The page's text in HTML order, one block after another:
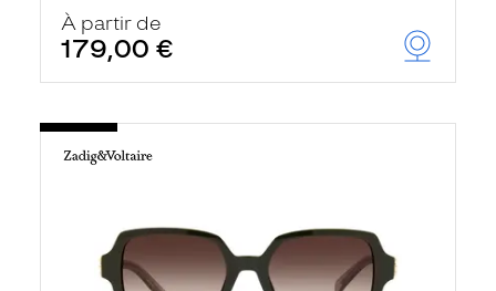
À partir de
179,00 €